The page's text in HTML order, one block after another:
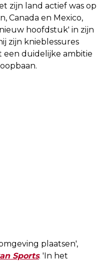
zijn land actief was op
Canada en Mexico,
hoofdstuk' in zijn
zijn knieblessures
een duidelijke ambitie
plaatsen',
Sports. 'In het